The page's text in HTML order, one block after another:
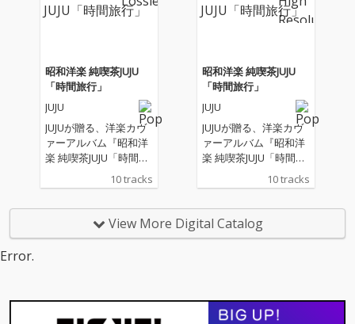
昭和洋楽 純喫茶JUJU
「時間旅行」
JUJU
JUJUが贈る、洋楽カヴ
ァーアルバム『昭和洋
楽 純喫茶JUJU「時間旅
行」』。 “昭和の時代
に日本で愛された洋
正隆プロデュースのも
と、 誰もが心に残る名
10 tracks
昭和洋楽 純喫茶JUJU
「時間旅行」
JUJU
JUJUが贈る、洋楽カヴ
ァーアルバム『昭和洋
楽 純喫茶JUJU「時間旅
行」』。 “昭和の時代
に日本で愛された洋
正隆プロデュースのも
と、 誰もが心に残る名
10 tracks
View More Digital Catalog
Error.